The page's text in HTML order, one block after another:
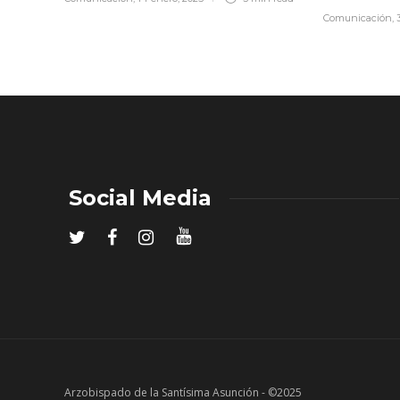
Comunicación,
Social Media
Arzobispado de la Santísima Asunción - ©2025